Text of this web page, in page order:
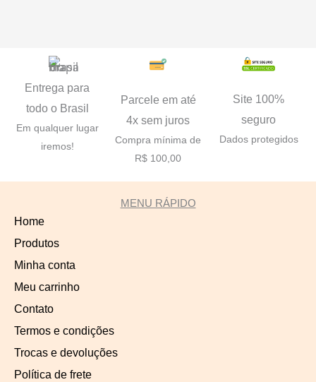
Entrega para
todo o Brasil
Em qualquer lugar
iremos!
Parcele em até
4x sem juros
Compra mínima de
R$ 100,00
Site 100%
seguro
Dados protegidos
MENU RÁPIDO
Home
Produtos
Minha conta
Meu carrinho
Contato
Termos e condições
Trocas e devoluções
Política de frete